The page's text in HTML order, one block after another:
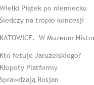
Wielki Piątek po niemiecku
Śledczy na tropie koncesji
KATOWICE. W Muzeum
Kto fetuje Jaruzelskiego?
Kłopoty Platformy
Sprawdzają Rosjan